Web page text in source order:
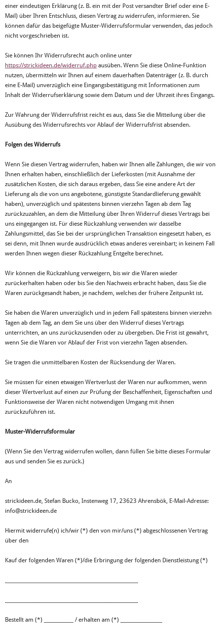
einer eindeutigen Erklärung (z. B. ein mit der Post versandter Brief oder eine E-
Mail) über Ihren Entschluss, diesen Vertrag zu widerrufen, informieren. Sie
können dafür das beigefügte Muster-Widerrufsformular verwenden, das jedoch
nicht vorgeschrieben ist.
Sie können Ihr Widerrufsrecht auch online unter
https://strickideen.de/widerruf.php ausüben. Wenn Sie diese Online-Funktion
nutzen, übermitteln wir Ihnen auf einem dauerhaften Datenträger (z. B. durch
eine E-Mail) unverzüglich eine Eingangsbestätigung mit Informationen zum
Inhalt der Widerrufserklärung sowie dem Datum und der Uhrzeit ihres Eingangs.
Zur Wahrung der Widerrufsfrist reicht es aus, dass Sie die Mitteilung über die
Ausübung des Widerrufsrechts vor Ablauf der Widerrufsfrist absenden.
Folgen des Widerrufs
Wenn Sie diesen Vertrag widerrufen, haben wir Ihnen alle Zahlungen, die wir von
Ihnen erhalten haben, einschließlich der Lieferkosten (mit Ausnahme der
zusätzlichen Kosten, die sich daraus ergeben, dass Sie eine andere Art der
Lieferung als die von uns angebotene, günstigste Standardlieferung gewählt
haben), unverzüglich und spätestens binnen vierzehn Tagen ab dem Tag
zurückzuzahlen, an dem die Mitteilung über Ihren Widerruf dieses Vertrags bei
uns eingegangen ist. Für diese Rückzahlung verwenden wir dasselbe
Zahlungsmittel, das Sie bei der ursprünglichen Transaktion eingesetzt haben, es
sei denn, mit Ihnen wurde ausdrücklich etwas anderes vereinbart; in keinem Fall
werden Ihnen wegen dieser Rückzahlung Entgelte berechnet.
Wir können die Rückzahlung verweigern, bis wir die Waren wieder
zurückerhalten haben oder bis Sie den Nachweis erbracht haben, dass Sie die
Waren zurückgesandt haben, je nachdem, welches der frühere Zeitpunkt ist.
Sie haben die Waren unverzüglich und in jedem Fall spätestens binnen vierzehn
Tagen ab dem Tag, an dem Sie uns über den Widerruf dieses Vertrags
unterrichten, an uns zurückzusenden oder zu übergeben. Die Frist ist gewahrt,
wenn Sie die Waren vor Ablauf der Frist von vierzehn Tagen absenden.
Sie tragen die unmittelbaren Kosten der Rücksendung der Waren.
Sie müssen für einen etwaigen Wertverlust der Waren nur aufkommen, wenn
dieser Wertverlust auf einen zur Prüfung der Beschaffenheit, Eigenschaften und
Funktionsweise der Waren nicht notwendigen Umgang mit ihnen
zurückzuführen ist.
Muster-Widerrufsformular
(Wenn Sie den Vertrag widerrufen wollen, dann füllen Sie bitte dieses Formular
aus und senden Sie es zurück.)
An
strickideen.de, Stefan Bucko, Instenweg 17, 23623 Ahrensbök, E-Mail-Adresse:
info@strickideen.de
Hiermit widerrufe(n) ich/wir (*) den von mir/uns (*) abgeschlossenen Vertrag
über den
Kauf der folgenden Waren (*)/die Erbringung der folgenden Dienstleistung (*)
Bestellt am (*) ____________ / erhalten am (*) _________________